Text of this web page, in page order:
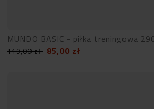
MUNDO BASIC - piłka treningowa
119,00zł 85,00 zł